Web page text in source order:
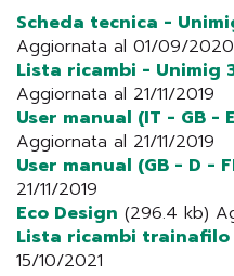
Scheda tecnica -
Aggiornata al 01/09/2020
Lista ricambi - Unimig
Aggiornata al 21/11/2019
User manual (IT - GB -
Aggiornata al 21/11/2019
User manual (GB - D -
21/11/2019
Eco Design (296.4 kb)
Lista ricambi trainafilo
15/10/2021